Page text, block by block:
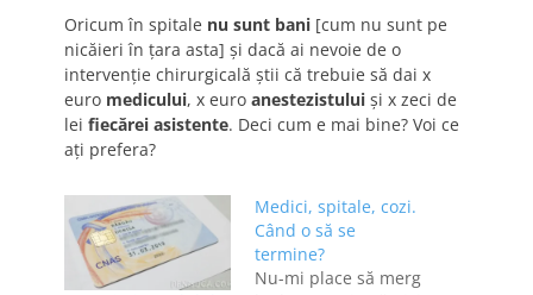
Oricum în spitale nu sunt bani [cum nu sunt pe
nicăieri în ţara asta] şi dacă ai nevoie de o
intervenţie chirurgicală ştii că trebuie să dai x
euro medicului, x euro anestezistului şi x zeci de
lei fiecărei asistente. Deci cum e mai bine? Voi ce
aţi prefera?
Medici, spitale, cozi.
Când o să se
termine?
Nu-mi place să merg